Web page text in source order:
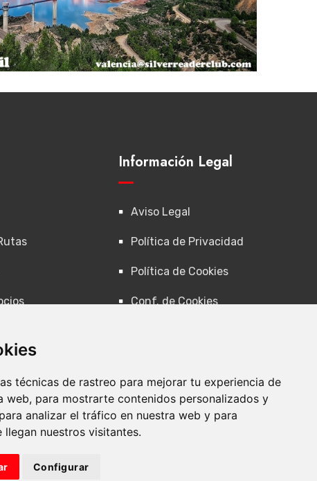
técnicas de rastreo para mejorar tu experiencia de
web, para mostrarte contenidos personalizados y
analizar el tráfico en nuestra web y para
nuestros visitantes.
Configurar
Información Legal
Aviso Legal
Política de Privacidad
Política de Cookies
Conf. de Cookies